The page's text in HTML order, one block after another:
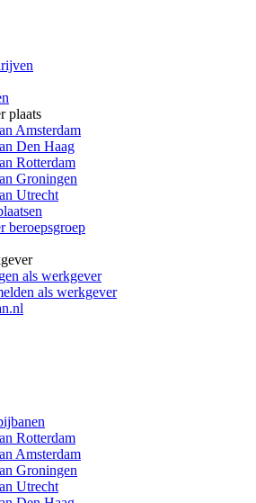
plaats
Amsterdam
Den Haag
Rotterdam
Groningen
Utrecht
beroepsgroep
als werkgever
als werkgever
Rotterdam
Amsterdam
Groningen
Utrecht